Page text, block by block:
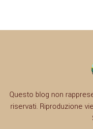
Questo blog non
riservati. Riproduzione